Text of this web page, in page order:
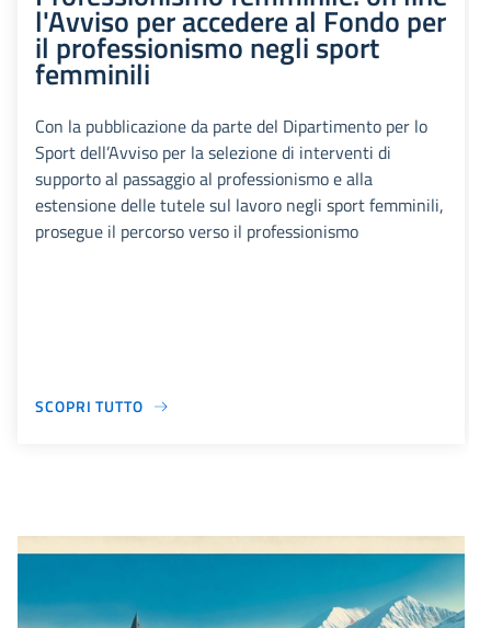
l'Avviso per accedere al Fondo per
il professionismo negli sport
femminili
Con la pubblicazione da parte del Dipartimento per lo
Sport dell’Avviso per la selezione di interventi di
supporto al passaggio al professionismo e alla
estensione delle tutele sul lavoro negli sport femminili,
prosegue il percorso verso il professionismo
SCOPRI TUTTO